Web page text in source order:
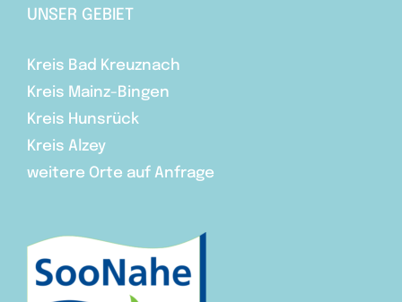
UNSER GEBIET
Kreis Bad Kreuznach
Kreis Mainz-Bingen
Kreis Hunsrück
Kreis Alzey
weitere Orte auf Anfrage